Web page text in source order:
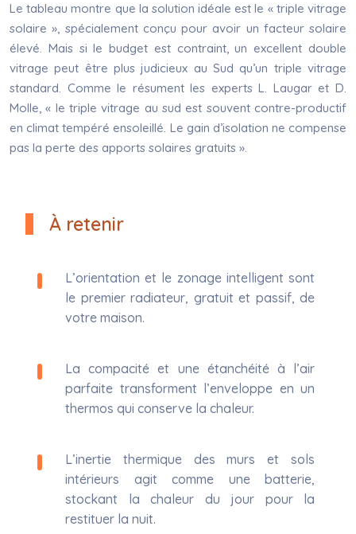
Le tableau montre que la solution idéale est le « triple vitrage
solaire », spécialement conçu pour avoir un facteur solaire
élevé. Mais si le budget est contraint, un excellent double
vitrage peut être plus judicieux au Sud qu’un triple vitrage
standard. Comme le résument les experts L. Laugar et D.
Molle, « le triple vitrage au sud est souvent contre-productif
en climat tempéré ensoleillé. Le gain d’isolation ne compense
pas la perte des apports solaires gratuits ».
À retenir
L’orientation et le zonage intelligent sont
le premier radiateur, gratuit et passif, de
votre maison.
La compacité et une étanchéité à l’air
parfaite transforment l’enveloppe en un
thermos qui conserve la chaleur.
L’inertie thermique des murs et sols
intérieurs agit comme une batterie,
stockant la chaleur du jour pour la
restituer la nuit.